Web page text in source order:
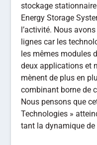
stockage stationnaire
Energy Storage
l’activité. Nous
lignes car les
les mêmes modules
deux applications et
mènent de plus en
combinant borne de
Nous pensons que
Technologies »
tant la dynamique